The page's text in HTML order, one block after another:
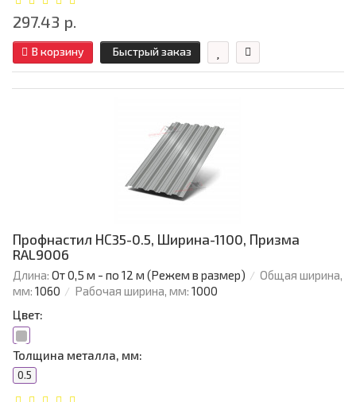
297.43 р.
В корзину Быстрый заказ
Профнастил НС35-0.5, Ширина-1100, Призма
RAL9006
Длина: От 0,5 м - по 12 м (Режем в размер)
Общая ширина,
мм: 1060 Рабочая ширина, мм: 1000
Цвет:
Толщина металла, мм:
0.5